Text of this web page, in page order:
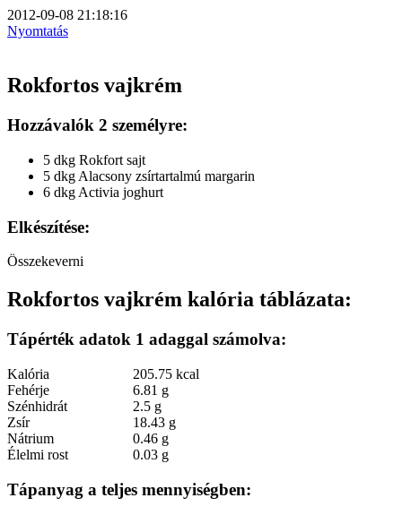
2012-09-08 21:18:16
Nyomtatás
Rokfortos vajkrém
Hozzávalók 2 személyre:
5 dkg Rokfort sajt
5 dkg Alacsony zsírtartalmú margarin
6 dkg Activia joghurt
Elkészítése:
Összekeverni
Rokfortos vajkrém kalória táblázata:
Tápérték adatok 1 adaggal számolva:
Kalória
205.75 kcal
Fehérje
6.81 g
Szénhidrát
2.5 g
Zsír
18.43 g
Nátrium
0.46 g
Élelmi rost
0.03 g
Tápanyag a teljes mennyiségben: